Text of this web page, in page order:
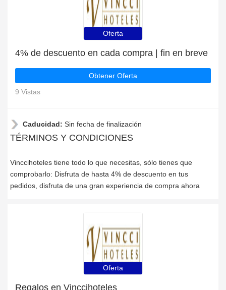
Oferta
4% de descuento en cada compra | fin en breve
Obtener Oferta
9 Vistas
Caducidad: Sin fecha de finalización
TÉRMINOS Y CONDICIONES
Vinccihoteles tiene todo lo que necesitas, sólo tienes que
comprobarlo: Disfruta de hasta 4% de descuento en tus
pedidos, disfruta de una gran experiencia de compra ahora
Oferta
Regalos en Vinccihoteles